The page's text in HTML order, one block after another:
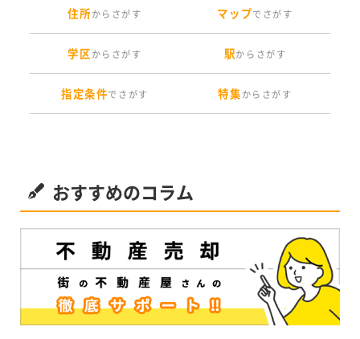
住所からさがす マップでさがす
学区からさがす 駅からさがす
指定条件でさがす 特集からさがす
おすすめのコラム